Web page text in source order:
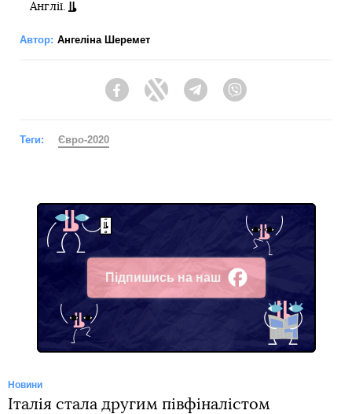
Англії.
Автор: Ангеліна Шеремет
FacebookTwitter Telegram
Теги: Євро-2020
Підпишись на наш
Facebook
Новини
Італія стала другим півфіналістом